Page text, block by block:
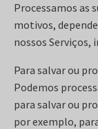
Processamos as
motivos,
nossos Serviços,
Para salvar ou
Podemos
para salvar ou
por exemplo,